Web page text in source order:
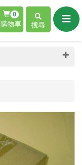
0
購物車 搜尋